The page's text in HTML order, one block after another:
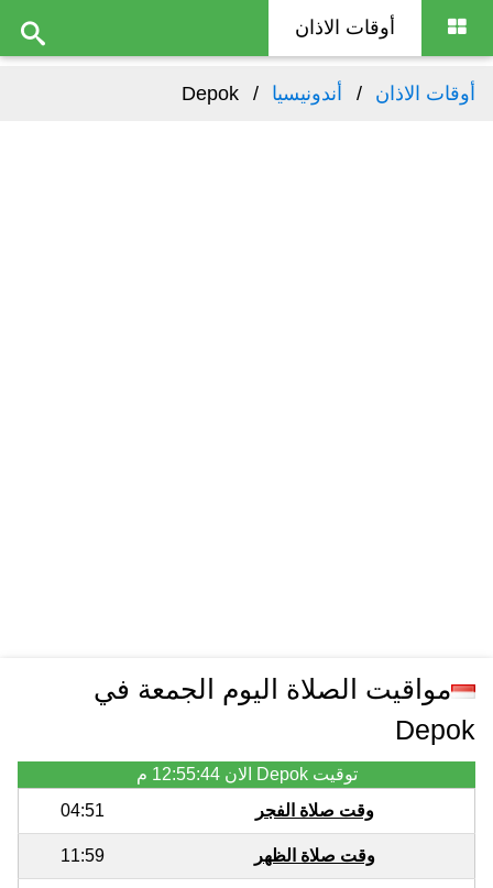
أوقات الاذان
أوقات الاذان أندونيسيا Depok
مواقيت الصلاة اليوم الجمعة في
Depok
توقيت Depok الان
12:55:44 م
وقت صلاة الفجر
04:51
وقت صلاة الظهر 11:59